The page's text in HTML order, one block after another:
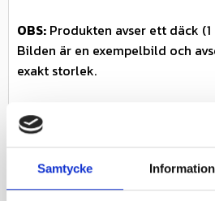
Samtycke Information
OBS: Produkten avser ett däck (1
Bilden är en exempelbild och
exakt storlek.
Egenskaper
✓ Ribbat industrimönster –
✓ Icke-riktningsbundet –
✓ Optimerat för hårda underlag
✓ Låg rullresistans – effektiv